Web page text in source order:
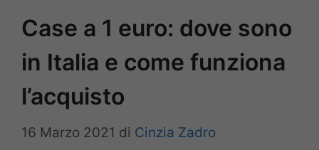
Case a 1 euro: dove sono
in Italia e come funziona
l’acquisto
16 Marzo 2021 di Cinzia Zadro